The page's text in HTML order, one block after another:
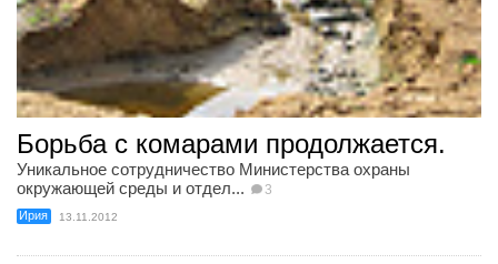
Борьба с комарами продолжается.
Уникальное сотрудничество Министерства охраны
окружающей среды и отдел...
3
Ирия 13.11.2012